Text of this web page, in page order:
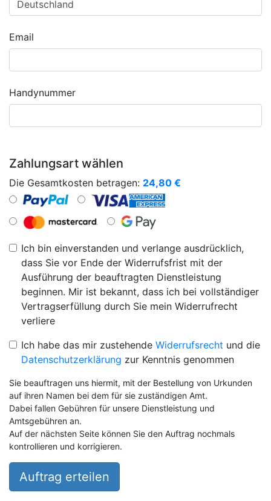
Email
Handynummer
Zahlungsart wählen
Die Gesamtkosten betragen: 24,80 €
Ich bin einverstanden und verlange ausdrücklich,
dass Sie vor Ende der Widerrufsfrist mit der
Ausführung der beauftragten Dienstleistung
beginnen. Mir ist bekannt, dass ich bei vollständiger
Vertragserfüllung durch Sie mein Widerrufrecht
verliere
Ich habe das mir zustehende Widerrufsrecht und die
Datenschutzerklärung zur Kenntnis genommen
Sie beauftragen uns hiermit, mit der Bestellung von Urkunden
auf ihren Namen bei dem für sie zuständigen Amt.
Dabei fallen Gebühren für unsere Dienstleistung und
Amtsgebühren an.
Auf der nächsten Seite können Sie den Auftrag nochmals
kontrollieren und korrigieren.
Auftrag erteilen